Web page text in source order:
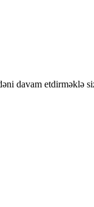
davam etdirməklə